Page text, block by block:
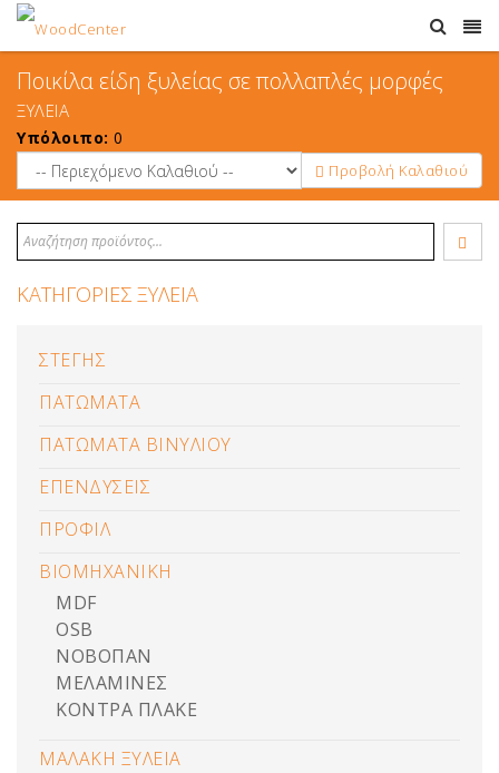
Ποικίλα είδη ξυλείας σε πολλαπλές μορφές
ΞΥΛΕΙΑ
Υπόλοιπο: 0
Προβολή Καλαθιού
ΚΑΤΗΓΟΡΙΕΣ ΞΥΛΕΙΑ
ΣΤΕΓΗΣ
ΠΑΤΩΜΑΤΑ
ΠΑΤΩΜΑΤΑ ΒΙΝΥΛΙΟΥ
ΕΠΕΝΔΥΣΕΙΣ
ΠΡΟΦΙΛ
ΒΙΟΜΗΧΑΝΙΚΗ
MDF
OSB
ΝΟΒΟΠΑΝ
ΜΕΛΑΜΙΝΕΣ
ΚΟΝΤΡΑ ΠΛΑΚΕ
ΜΑΛΑΚΗ ΞΥΛΕΙΑ